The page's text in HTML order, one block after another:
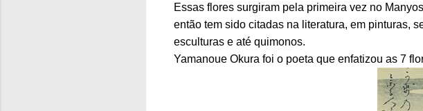
Essas flores surgiram pela primeira vez no
então tem sido citadas na literatura, em pinturas,
esculturas e até quimonos.
Yamanoue Okura foi o poeta que enfatizou as 7